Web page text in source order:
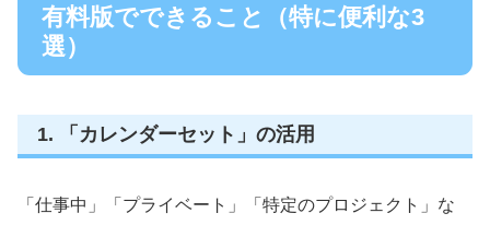
有料版でできること（特に便利な3
選）
1. 「カレンダーセット」の活用
「仕事中」「プライベート」「特定のプロジェクト」な